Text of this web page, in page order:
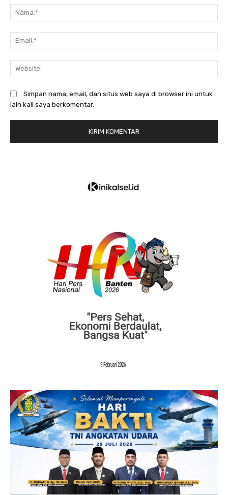
Simpan nama, email, dan situs web saya di browser ini untuk
lain kali saya berkomentar.